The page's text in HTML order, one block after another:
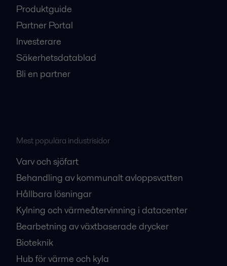
Produktguide
Partner Portal
Investerare
Säkerhetsdatablad
Bli en partner
Mest populära industrisidor
Varv och sjöfart
Behandling av kommunalt avloppsvatten
Hållbara lösningar
Kylning och värmeåtervinning i datacenter
Bearbetning av växtbaserade drycker
Bioteknik
Hub för värme och kyla